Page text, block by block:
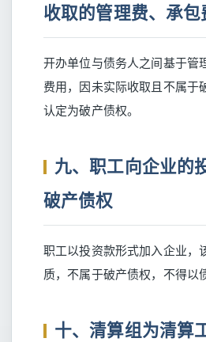
收取的管理费、承包
开办单位与债务人之间基于管
费用，因未实际收取且不属于
认定为破产债权。
九、职工向企业的
破产债权
职工以投资款形式加入企业，
质，不属于破产债权，不得以
十、清算组为清算